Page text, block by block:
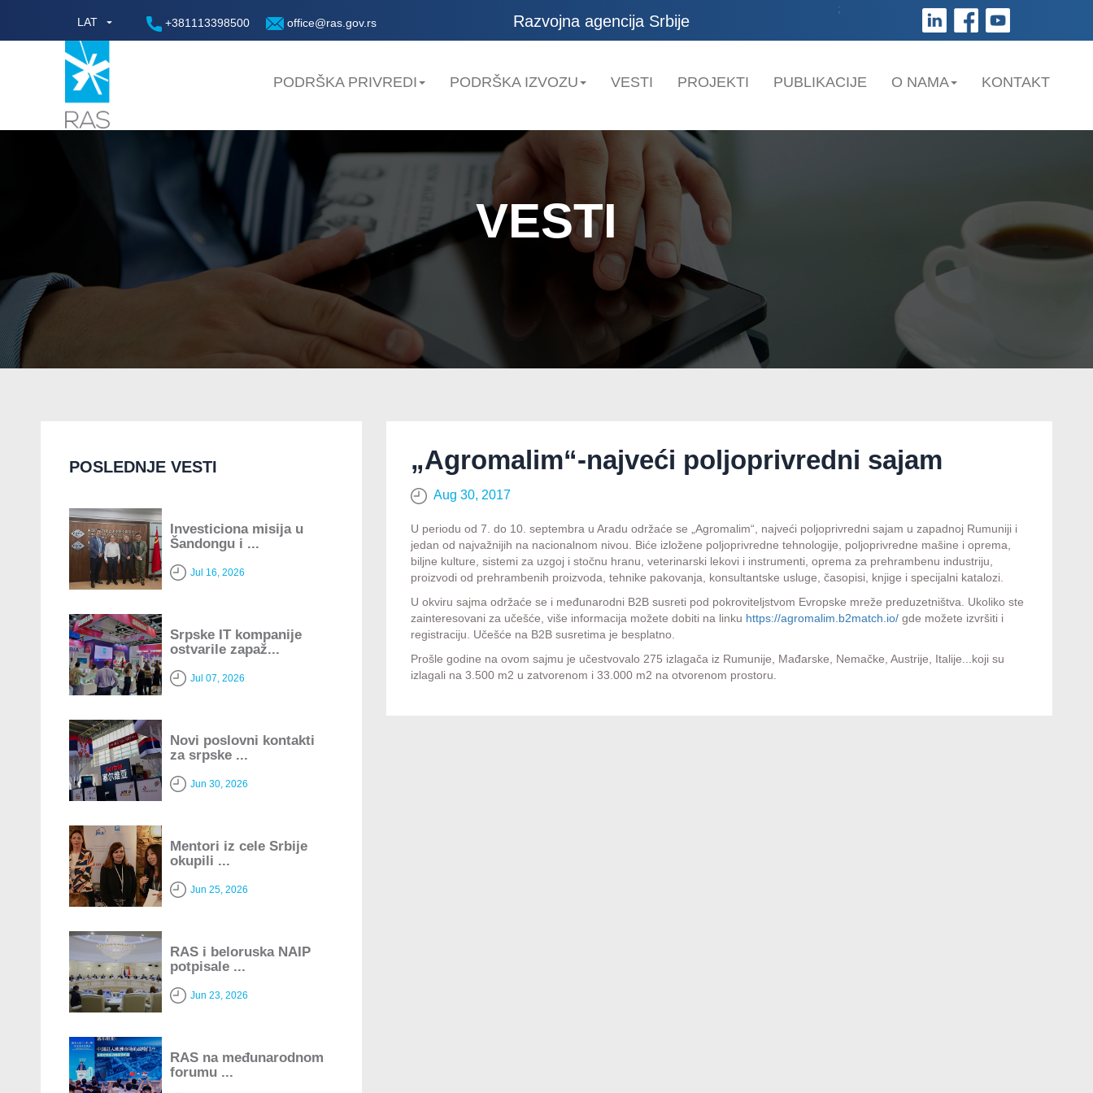
LAT +381113398500 office@ras.gov.rs Razvojna agencija Srbije
;
PODRŠKA PRIVREDI PODRŠKA IZVOZU VESTI PROJEKTI PUBLIKACIJE O NAMA KONTAKT
VESTI
POSLEDNJE VESTI
Investiciona misija u
Šandongu i ...
Jul 16, 2026
Srpske IT kompanije
ostvarile zapaž...
Jul 07, 2026
Novi poslovni kontakti
za srpske ...
Jun 30, 2026
Mentori iz cele Srbije
okupili ...
Jun 25, 2026
RAS i beloruska NAIP
potpisale ...
Jun 23, 2026
RAS na međunarodnom
forumu ...
„Agromalim“-najveći poljoprivredni sajam
Aug 30, 2017
U periodu od 7. do 10. septembra u Aradu održaće se „Agromalim“, najveći poljoprivredni sajam u zapadnoj Rumuniji i
jedan od najvažnijih na nacionalnom nivou. Biće izložene poljoprivredne tehnologije, poljoprivredne mašine i oprema,
biljne kulture, sistemi za uzgoj i stočnu hranu, veterinarski lekovi i instrumenti, oprema za prehrambenu industriju,
proizvodi od prehrambenih proizvoda, tehnike pakovanja, konsultantske usluge, časopisi, knjige i specijalni katalozi.
U okviru sajma održaće se i međunarodni B2B susreti pod pokroviteljstvom Evropske mreže preduzetništva. Ukoliko ste
zainteresovani za učešće, više informacija možete dobiti na linku https://agromalim.b2match.io/ gde možete izvršiti i
registraciju. Učešće na B2B susretima je besplatno.
Prošle godine na ovom sajmu je učestvovalo 275 izlagača iz Rumunije, Mađarske, Nemačke, Austrije, Italije...koji su
izlagali na 3.500 m2 u zatvorenom i 33.000 m2 na otvorenom prostoru.